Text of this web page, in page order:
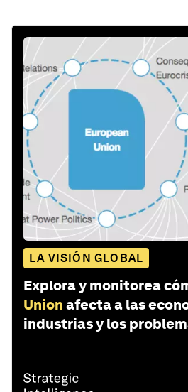
LA VISIÓN GLOBAL
Explora y monitorea
Union afecta a las
industrias y los